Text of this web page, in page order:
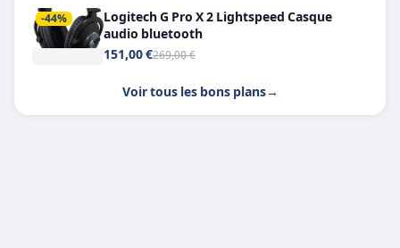
-44%
Logitech G Pro X 2 Lightspeed Casque
audio bluetooth
151,00 €269,00 €
Voir tous les bons plans→